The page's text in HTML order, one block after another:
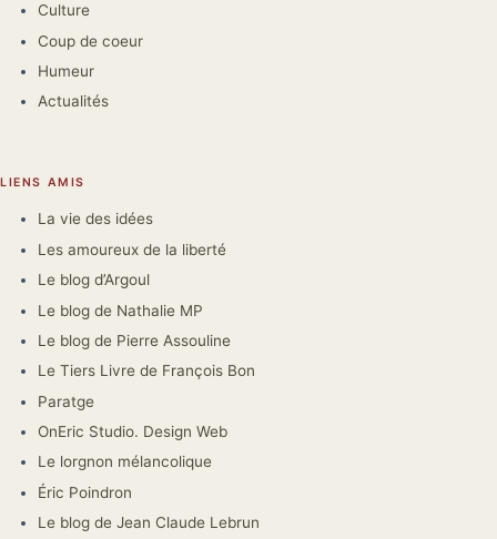
Culture
Coup de coeur
Humeur
Actualités
LIENS AMIS
La vie des idées
Les amoureux de la liberté
Le blog d’Argoul
Le blog de Nathalie MP
Le blog de Pierre Assouline
Le Tiers Livre de François Bon
Paratge
OnEric Studio. Design Web
Le lorgnon mélancolique
Éric Poindron
Le blog de Jean Claude Lebrun